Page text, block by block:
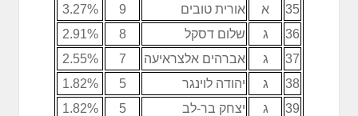
3.27%
9 אורית טובים א
35
2.91%
8 שלום דסקל ג
36
2.55%
7 אברהים אלצראיעה ג
37
1.82%
5 יהודה לוינגר ג
38
1.82%
5 יצחק בר-לב ג
39